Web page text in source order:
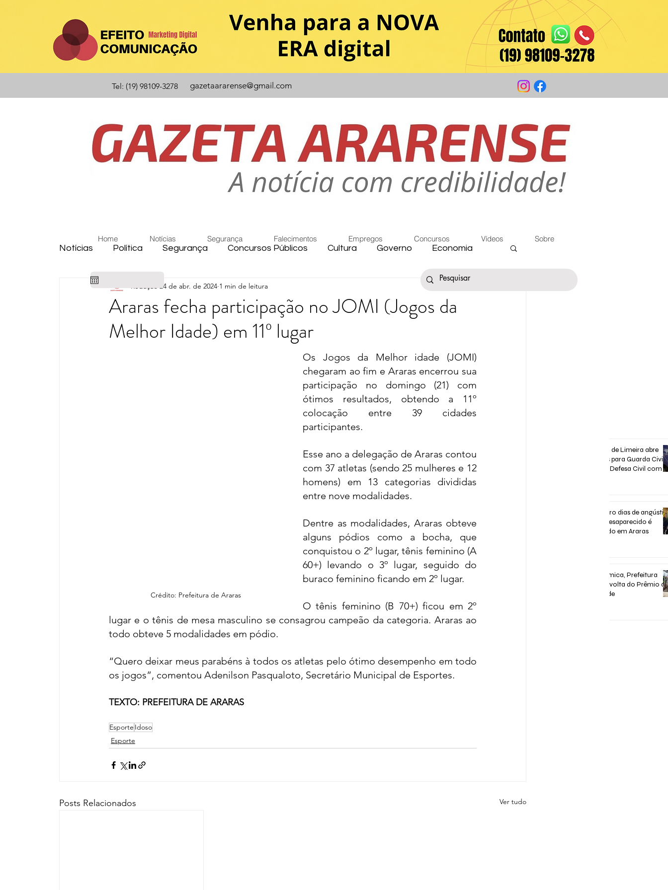
Tel: (19) 98109-3278 gazetaararense@gmail.com
Home Notícias Segurança Falecimentos Empregos Concursos Vídeos Sobre
Concurso de Limeira abre
inscrições para Guarda Civil,
Trânsito e Defesa Civil com
Após quatro dias de
homem desaparecido é
encontrado em Araras
Após polêmica, Prefeitura
confirma volta do Prêmio de
Assiduidade
Notícias Política Segurança Concursos Públicos Cultura Governo Economia
Cidade Educação Eleições Saúde Fake News
Habitação Judiciário Região
Trânsito Eleições 2024
Carnaval
Araras fecha participação no JOMI (Jogos da
Melhor Idade) em 11º lugar
24 de abr. de 2024 1 min de leitura
Crédito: Prefeitura de Araras
Os Jogos da Melhor idade (JOMI)
chegaram ao fim e Araras encerrou sua
participação no domingo (21) com
ótimos resultados, obtendo a 11º
colocação entre 39 cidades
participantes.
Esse ano a delegação de Araras contou
com 37 atletas (sendo 25 mulheres e 12
homens) em 13 categorias divididas
entre nove modalidades.
Dentre as modalidades, Araras obteve
alguns pódios como a bocha, que
conquistou o 2º lugar, tênis feminino (A
60+) levando o 3º lugar, seguido do
buraco feminino ficando em 2º lugar.
O tênis feminino (B 70+) ficou em 2º
lugar e o tênis de mesa masculino se consagrou campeão da categoria. Araras ao
todo obteve 5 modalidades em pódio.
“Quero deixar meus parabéns à todos os atletas pelo ótimo desempenho em todo
os jogos”, comentou Adenilson Pasqualoto, Secretário Municipal de Esportes.
TEXTO: PREFEITURA DE ARARAS
Esporte Idoso
Esporte
Posts Relacionados Ver tudo